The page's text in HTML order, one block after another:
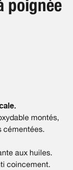
poignée
montés,
cémentées.
aux huiles.
coincement.